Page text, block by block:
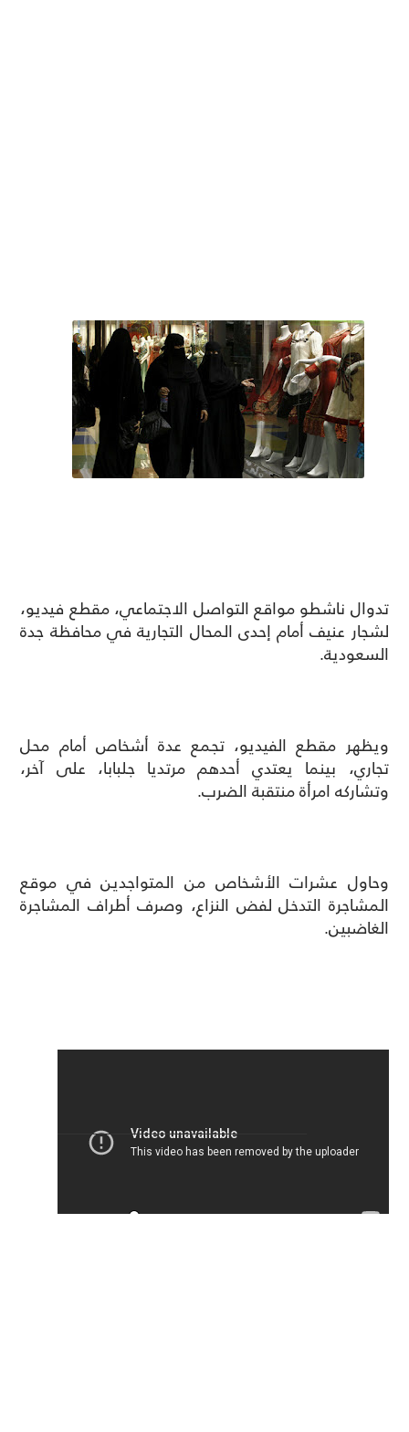
تدوال ناشطو مواقع التواصل الاجتماعي، مقطع فيديو،
لشجار عنيف أمام إحدى المحال التجارية في محافظة جدة
السعودية.
ويظهر مقطع الفيديو، تجمع عدة أشخاص أمام محل
تجاري، بينما يعتدي أحدهم مرتديا جلبابا، على آخر،
وتشاركه امرأة منتقبة الضرب.
وحاول عشرات الأشخاص من المتواجدين في موقع
المشاجرة التدخل لفض النزاع، وصرف أطراف المشاجرة
الغاضبين.